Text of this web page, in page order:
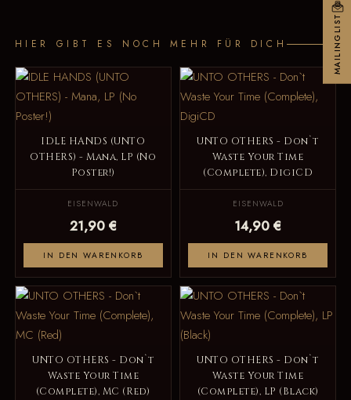
HIER GIBT ES NOCH MEHR FÜR DICH
IDLE HANDS (UNTO
OTHERS) - Mana, LP (No
Poster!)
EISENWALD
21,90 €
IN DEN WARENKORB
UNTO OTHERS - Don`t
Waste Your Time
(Complete), DigiCD
EISENWALD
14,90 €
IN DEN WARENKORB
UNTO OTHERS - Don`t
Waste Your Time
(Complete), MC (Red)
UNTO OTHERS - Don`t
Waste Your Time
(Complete), LP (Black)
MAILINGLIST